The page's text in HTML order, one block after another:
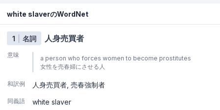
white slaverのWordNet
1 名詞 人身売買者
意味
a person who forces women to become prostitutes
女性を売春婦にさせる人
和訳例 人身売買者 売春強制者
同義語 white slaver